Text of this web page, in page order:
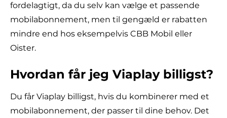
fordelagtigt, da du selv kan vælge et passende
mobilabonnement, men til gengæld er rabatten
mindre end hos eksempelvis CBB Mobil eller
Oister.
Hvordan får jeg Viaplay billigst?
Du får Viaplay billigst, hvis du kombinerer med et
mobilabonnement, der passer til dine behov. Det